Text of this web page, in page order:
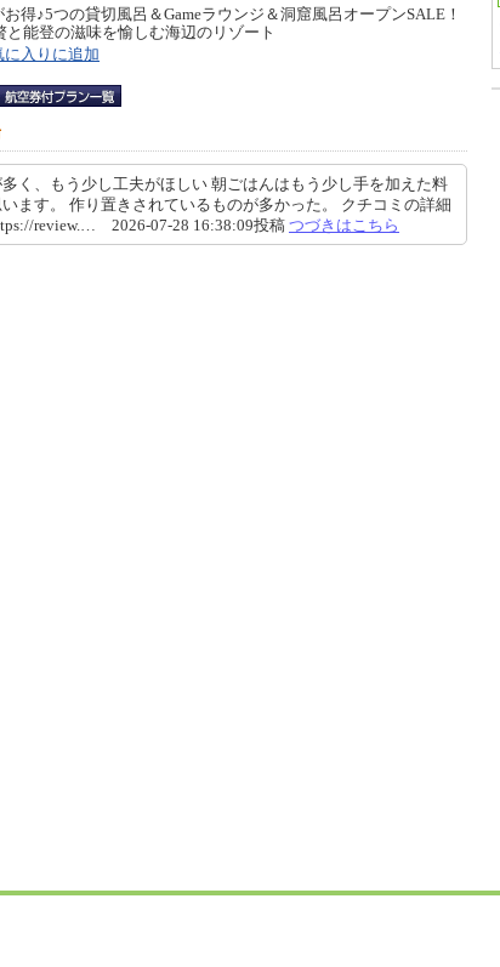
お得♪5つの貸切風呂＆Gameラウンジ＆洞窟風呂オープンSALE！
と能登の滋味を愉しむ海辺のリゾート
に入りに追加
く、もう少し工夫がほしい 朝ごはんはもう少し手を加えた料
ます。 作り置きされているものが多かった。 クチコミの詳細
review.… 2026-07-28 16:38:09投稿 つづきはこちら